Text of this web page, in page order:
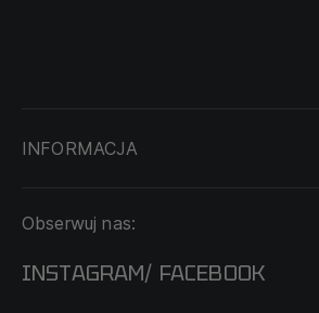
INFORMACJA
DOSTAWA I PŁATNOŚĆ
O NAS
Obserwuj nas:
INSTAGRAM/ FACEBOOK